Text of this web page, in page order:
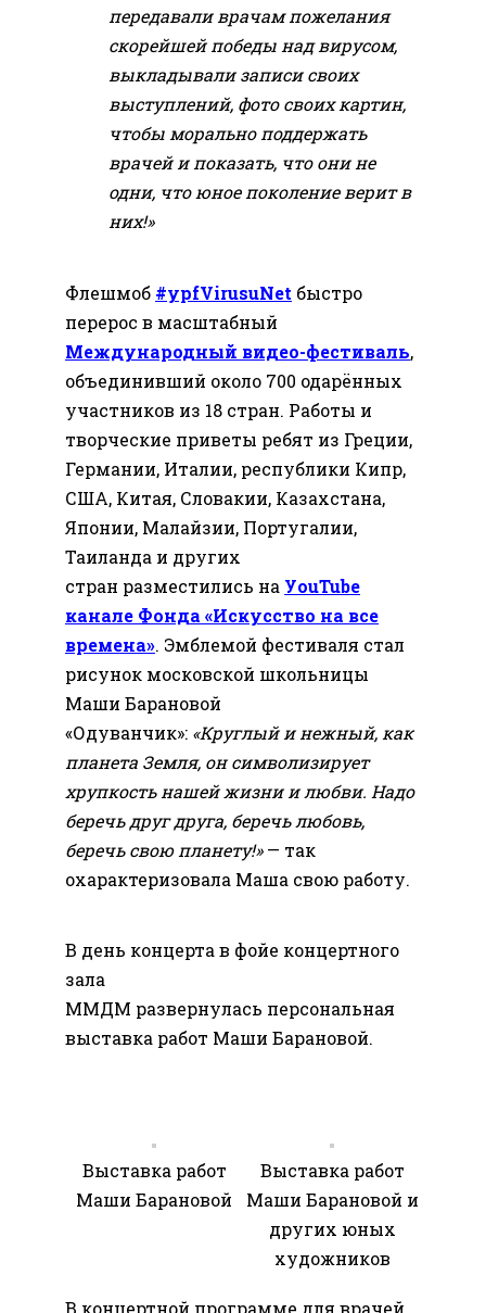
передавали врачам пожелания
скорейшей победы над вирусом,
выкладывали записи своих
выступлений, фото своих картин,
чтобы морально поддержать
врачей и показать, что они не
одни, что юное поколение верит в
них!»
Флешмоб #ypfVirusuNet быстро
перерос в масштабный
Международный видео-фестиваль,
объединивший около 700 одарённых
участников из 18 стран. Работы и
творческие приветы ребят из Греции,
Германии, Италии, республики Кипр,
США, Китая, Словакии, Казахстана,
Японии, Малайзии, Португалии,
Таиланда и других
стран разместились на УouTube
канале Фонда «Искусство на все
времена». Эмблемой фестиваля стал
рисунок московской школьницы
Маши Барановой
«Одуванчик»: «Круглый и нежный, как
планета Земля, он символизирует
хрупкость нашей жизни и любви. Надо
беречь друг друга, беречь любовь,
беречь свою планету!»— так
охарактеризовала Маша свою работу.
В день концерта в фойе концертного
зала
ММДМ развернулась персональная
выставка работ Маши Барановой.
Выставка работ
Маши Барановой
Выставка работ
Маши Барановой и
других юных
художников
В концертной программе для врачей